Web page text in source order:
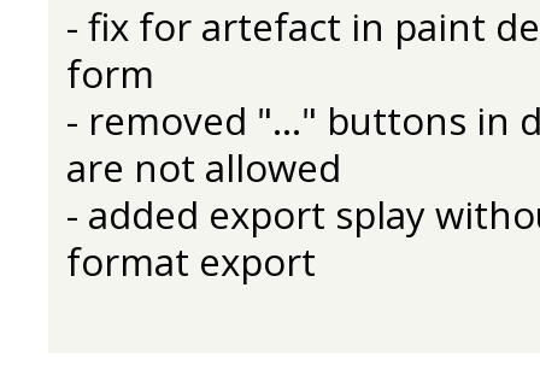
- fix for artefact in paint
form
- removed "..." buttons in
are not allowed
- added export splay
format export